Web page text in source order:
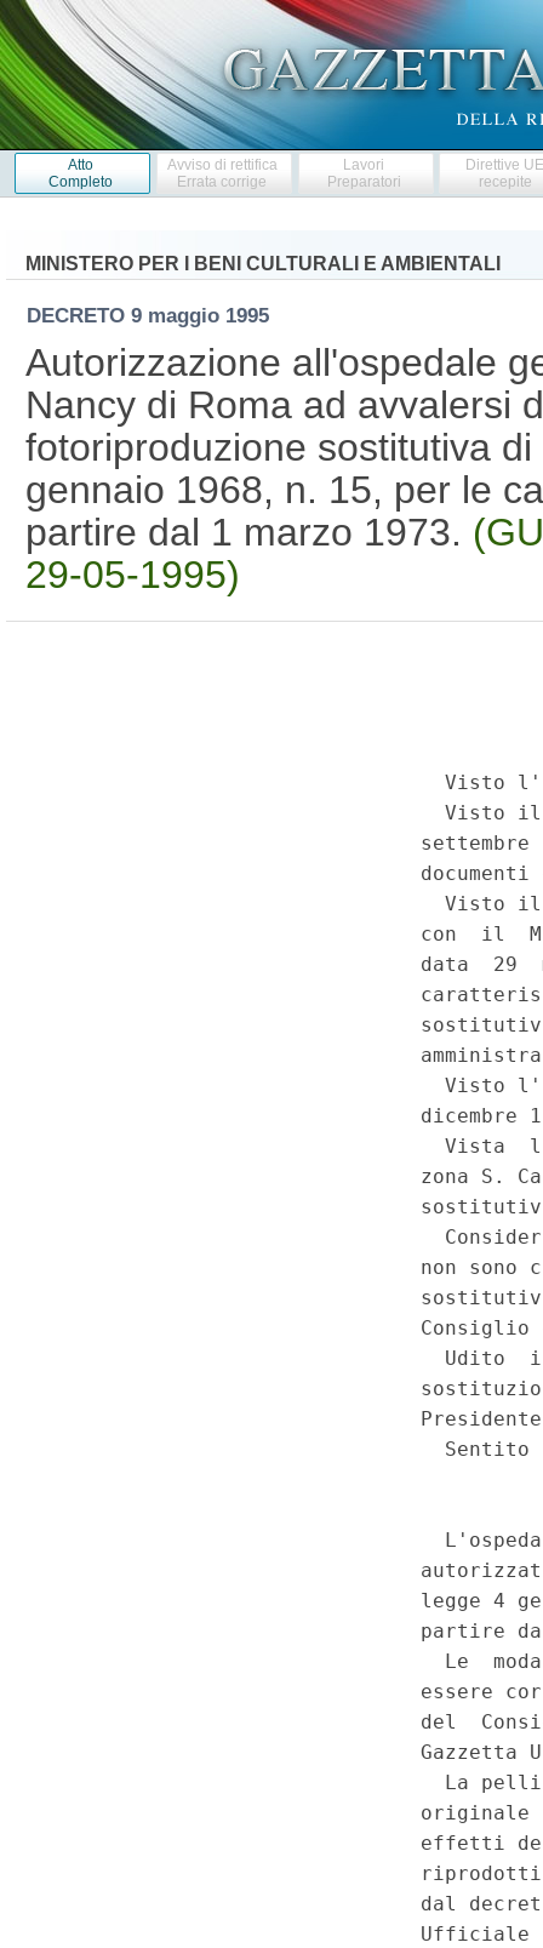
Atto
Completo
Avviso di rettifica
Errata corrige
Lavori
Preparatori
Direttive
recepite
MINISTERO PER I BENI CULTURALI E AMBIENTALI
DECRETO 9 maggio 1995
Autorizzazione all'ospedale
Nancy di Roma ad avvalersi
fotoriproduzione sostitutiva
gennaio 1968, n. 15, per le
partire dal 1 marzo 1973.
29-05-1995)